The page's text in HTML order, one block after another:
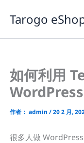
容
Tarogo
如何利用
作者： admin /20 2 月,
很多人做